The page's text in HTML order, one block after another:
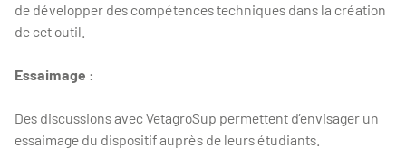
de développer des compétences techniques dans la création
de cet outil.
Essaimage :
Des discussions avec VetagroSup permettent d’envisager un
essaimage du dispositif auprès de leurs étudiants.